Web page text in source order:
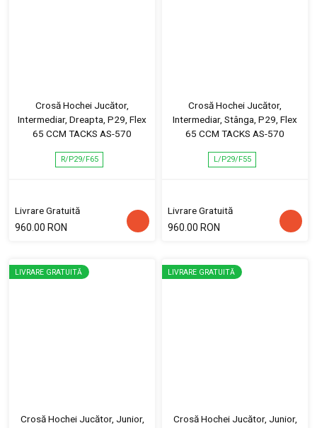
Crosă Hochei Jucător,
Intermediar, Dreapta, P29, Flex
65 CCM TACKS AS-570
R/P29/F65
Livrare Gratuită
960.00 RON
Crosă Hochei Jucător,
Intermediar, Stânga, P29, Flex
65 CCM TACKS AS-570
L/P29/F55
Livrare Gratuită
960.00 RON
LIVRARE GRATUITĂ
Crosă Hochei Jucător, Junior,
LIVRARE GRATUITĂ
Crosă Hochei Jucător, Junior,